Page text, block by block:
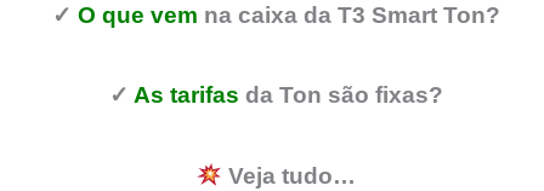
✓ O que vem na caixa da T3 Smart Ton?
✓ As tarifas da Ton são fixas?
Veja tudo…